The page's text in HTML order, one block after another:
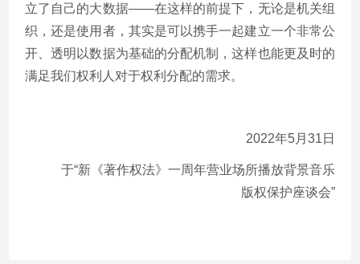
立了自己的大数据——在这样的前提下，无论是机关组
织，还是使用者，其实是可以携手一起建立一个非常公
开、透明以数据为基础的分配机制，这样也能更及时的
满足我们权利人对于权利分配的需求。
2022年5月31日
于“新《著作权法》一周年营业场所播放背景音乐
版权保护座谈会”